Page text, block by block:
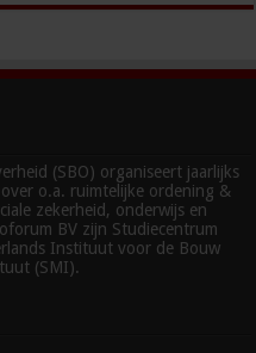
(SBO) organiseert jaarlijks
o.a. ruimtelijke ordening &
zekerheid, onderwijs en
BV zijn Studiecentrum
Instituut voor de Bouw
(SMI).